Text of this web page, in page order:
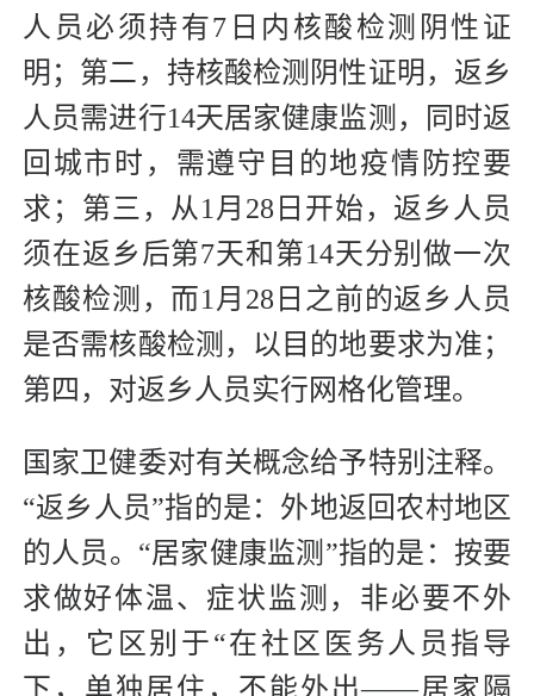
人员必须持有7日内核酸检测阴性证
明；第二，持核酸检测阴性证明，返乡
人员需进行14天居家健康监测，同时返
回城市时，需遵守目的地疫情防控要
求；第三，从1月28日开始，返乡人员
须在返乡后第7天和第14天分别做一次
核酸检测，而1月28日之前的返乡人员
是否需核酸检测，以目的地要求为准；
第四，对返乡人员实行网格化管理。
国家卫健委对有关概念给予特别注释。
“返乡人员”指的是：外地返回农村地区
的人员。“居家健康监测”指的是：按要
求做好体温、症状监测，非必要不外
出，它区别于“在社区医务人员指导
下，单独居住，不能外出——居家隔